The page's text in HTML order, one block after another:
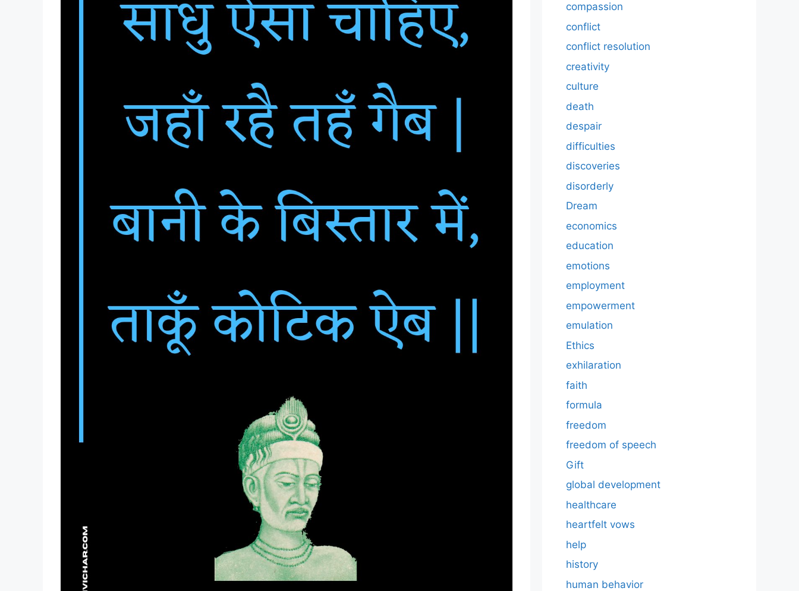
compassion
conflict
conflict resolution
creativity
culture
death
despair
difficulties
discoveries
disorderly
Dream
economics
education
emotions
employment
empowerment
emulation
Ethics
exhilaration
faith
formula
freedom
freedom of speech
Gift
global development
healthcare
heartfelt vows
help
history
human behavior